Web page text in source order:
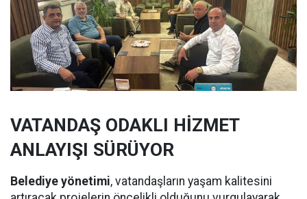
VATANDAŞ ODAKLI HİZMET
ANLAYIŞI SÜRÜYOR
Belediye yönetimi, vatandaşların yaşam kalitesini